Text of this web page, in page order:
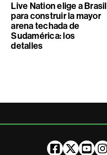
Live Nation elige a Brasil
para construir la mayor
arena techada de
Sudamérica: los
detalles